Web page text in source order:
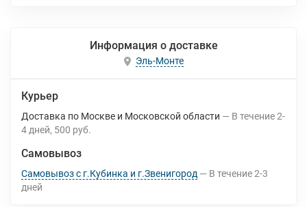
Информация о доставке
Эль-Монте
Курьер
Доставка по Москве и Московской области В течение2-
4 дней 500 руб.
Самовывоз
Самовывоз с г.Кубинка и г.Звенигород В течение2-3
дней